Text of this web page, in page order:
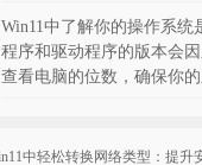
Win11中了解你的操作系
程序和驱动程序的版本会
查看电脑的位数，确保你